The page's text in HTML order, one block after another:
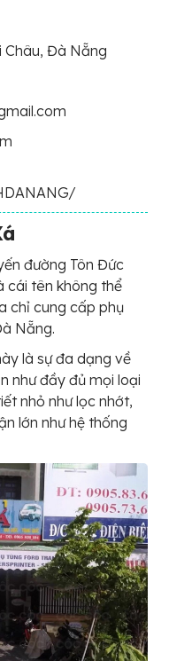
Đà Nẵng
đường Tôn Đức
cái tên không thể
chỉ cung cấp phụ
Nẵng.
là sự đa dạng về
như đầy đủ mọi loại
nhỏ như lọc nhớt,
lớn như hệ thống